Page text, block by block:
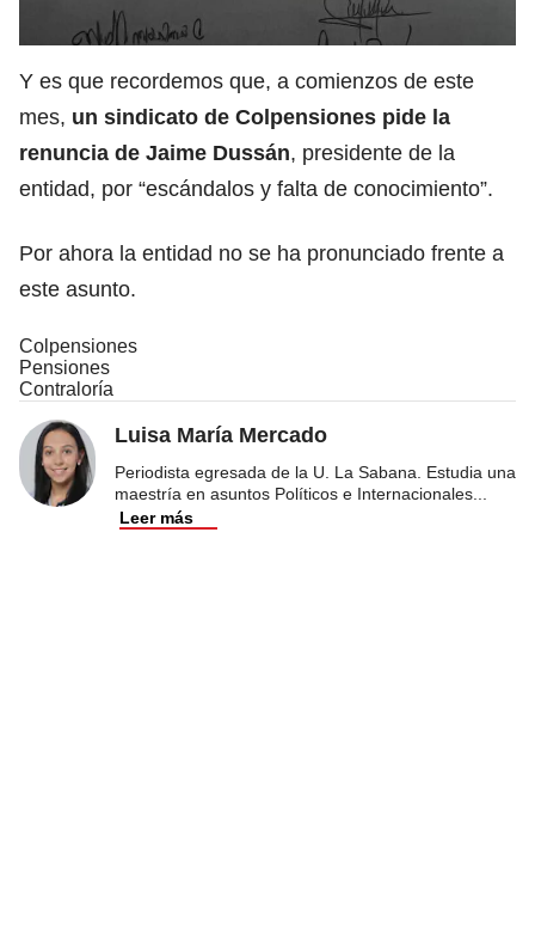
Y es que recordemos que, a comienzos de este
mes, un sindicato de Colpensiones pide la
renuncia de Jaime Dussán, presidente de la
entidad, por “escándalos y falta de conocimiento”.
Por ahora la entidad no se ha pronunciado frente a
este asunto.
Colpensiones
Pensiones
Contraloría
Luisa María Mercado
Periodista egresada de la U. La Sabana. Estudia una
maestría en asuntos Políticos e Internacionales
Leer más